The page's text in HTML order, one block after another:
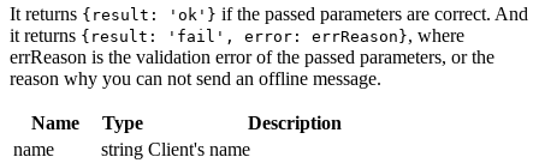
It returns {result: 'ok'} if the passed parameters are correct. And
it returns {result: 'fail', error: errReason}, where
errReason is the validation error of the passed parameters, or the
reason why you can not send an offline message.
Name Type
Description
name
string Client's name